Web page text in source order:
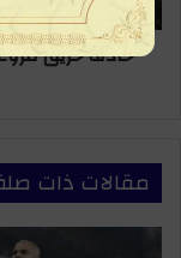
تثير
استياءحادثة حريق
مقالات ذات